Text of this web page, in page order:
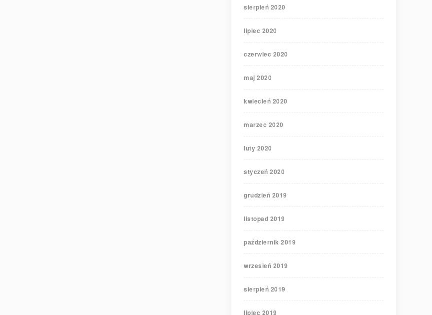
sierpień 2020
lipiec 2020
czerwiec 2020
maj 2020
kwiecień 2020
marzec 2020
luty 2020
styczeń 2020
grudzień 2019
listopad 2019
październik 2019
wrzesień 2019
sierpień 2019
lipiec 2019